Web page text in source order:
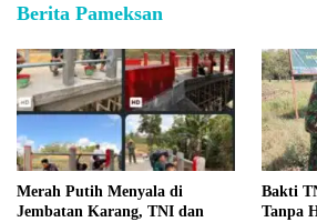
Berita Pameksan
Merah Putih Menyala di
Jembatan Karang, TNI dan
Bakti
Tanpa